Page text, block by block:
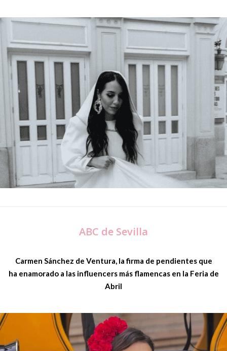
ABC de Sevilla
Carmen Sánchez de Ventura, la firma de pendientes que
ha enamorado a las influencers más flamencas en la Feria de
Abril